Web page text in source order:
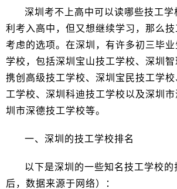
深圳考不上高中可以读哪些技工学
利考入高中，但又想继续学习，那么
考虑的选项。在深圳，有许多初三毕
学校，包括深圳宝山技工学校、深圳智
携创高级技工学校、深圳宝民技工学
工学校、深圳科迪技工学校以及深圳
圳市深德技工学校等。
一、深圳的技工学校排名
以下是深圳的一些知名技工学校
后，数据来源于网络）：